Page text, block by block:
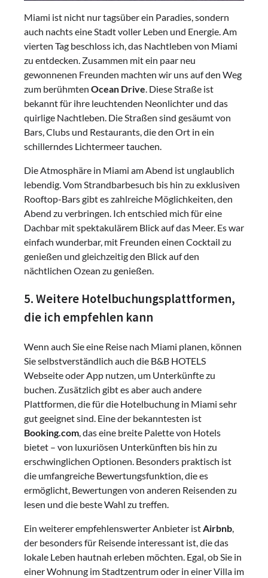
Miami ist nicht nur tagsüber ein Paradies, sondern
auch nachts eine Stadt voller Leben und Energie. Am
vierten Tag beschloss ich, das Nachtleben von Miami
zu entdecken. Zusammen mit ein paar neu
gewonnenen Freunden machten wir uns auf den Weg
zum berühmten Ocean Drive . Diese Straße ist
bekannt für ihre leuchtenden Neonlichter und das
quirlige Nachtleben. Die Straßen sind gesäumt von
Bars, Clubs und Restaurants, die den Ort in ein
schillerndes Lichtermeer tauchen.
Die Atmosphäre in Miami am Abend ist unglaublich
lebendig. Vom Strandbarbesuch bis hin zu exklusiven
Rooftop-Bars gibt es zahlreiche Möglichkeiten, den
Abend zu verbringen. Ich entschied mich für eine
Dachbar mit spektakulärem Blick auf das Meer. Es war
einfach wunderbar, mit Freunden einen Cocktail zu
genießen und gleichzeitig den Blick auf den
nächtlichen Ozean zu genießen.
5. Weitere Hotelbuchungsplattformen,
die ich empfehlen kann
Wenn auch Sie eine Reise nach Miami planen, können
Sie selbstverständlich auch die B&B HOTELS
Webseite oder App nutzen, um Unterkünfte zu
buchen. Zusätzlich gibt es aber auch andere
Plattformen, die für die Hotelbuchung in Miami sehr
gut geeignet sind. Eine der bekanntesten ist
Booking.com, das eine breite Palette von Hotels
bietet – von luxuriösen Unterkünften bis hin zu
erschwinglichen Optionen. Besonders praktisch ist
die umfangreiche Bewertungsfunktion, die es
ermöglicht, Bewertungen von anderen Reisenden zu
lesen und die beste Wahl zu treffen.
Ein weiterer empfehlenswerter Anbieter istAirbnb,
der besonders für Reisende interessant ist, die das
lokale Leben hautnah erleben möchten. Egal, ob Sie in
einer Wohnung im Stadtzentrum oder in einer Villa im